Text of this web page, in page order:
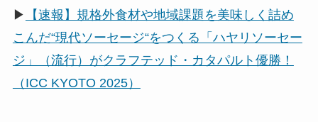
▶
【速報】規格外食材や地域課題を美味しく詰め
こんだ“現代ソーセージ“をつくる「ハヤリソーセー
ジ」（流行）がクラフテッド・カタパルト優勝！
（ICC KYOTO 2025）